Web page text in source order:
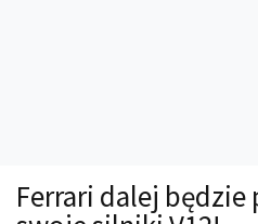
Technika jazdy
Ferrari dalej